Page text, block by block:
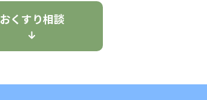
おくすり相談